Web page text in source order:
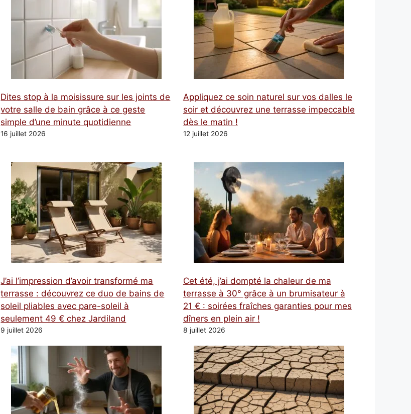
Dites stop à la moisissure sur les joints de
votre salle de bain grâce à ce geste
simple d’une minute quotidienne
16 juillet 2026
Appliquez ce soin naturel sur vos dalles le
soir et découvrez une terrasse impeccable
dès le matin !
12 juillet 2026
J’ai l’impression d’avoir transformé ma
terrasse : découvrez ce duo de bains de
soleil pliables avec pare-soleil à
seulement 49 € chez Jardiland
9 juillet 2026
Cet été, j’ai dompté la chaleur de ma
terrasse à 30° grâce à un brumisateur à
21 € : soirées fraîches garanties pour mes
dîners en plein air !
8 juillet 2026